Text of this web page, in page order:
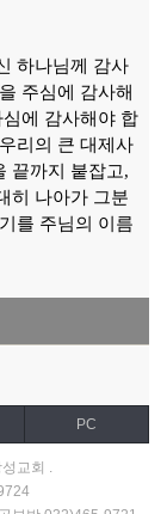
하나님께 감사
주심에 감사해
에 감사해야 합
리의 큰 대제사
끝까지 붙잡고,
히 나아가 그분
를 주님의 이름
PC
교회 .